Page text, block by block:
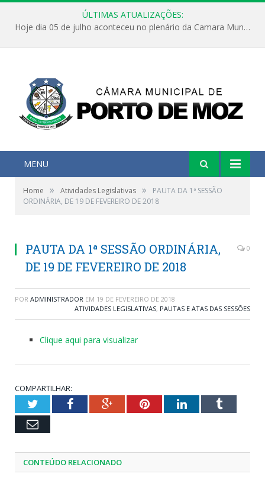
ÚLTIMAS ATUALIZAÇÕES:
Hoje dia 05 de julho aconteceu no plenário da Camara Municipal de Porto de Moz a Sessão Solene de Abertura dos Trabalhos Legislativos 2º Período da 23ª Legislatura
MENU
Home » Atividades Legislativas »
PAUTA DA 1ª SESSÃO
ORDINÁRIA, DE 19 DE FEVEREIRO DE 2018
PAUTA DA 1ª SESSÃO ORDINÁRIA,
DE 19 DE FEVEREIRO DE 2018
0
POR ADMINISTRADOR EM 19 DE FEVEREIRO DE 2018
ATIVIDADES LEGISLATIVAS, PAUTAS E ATAS DAS SESSÕES
Clique aqui para visualizar
COMPARTILHAR:
TwitterFacebookGoogle+PinterestLinkedInTumblr
Email
CONTEÚDO RELACIONADO